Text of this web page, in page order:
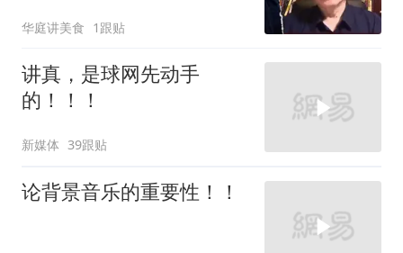
华庭讲美食 1跟贴
讲真，是球网先动手
的！！！
新媒体 39跟贴
论背景音乐的重要性！！